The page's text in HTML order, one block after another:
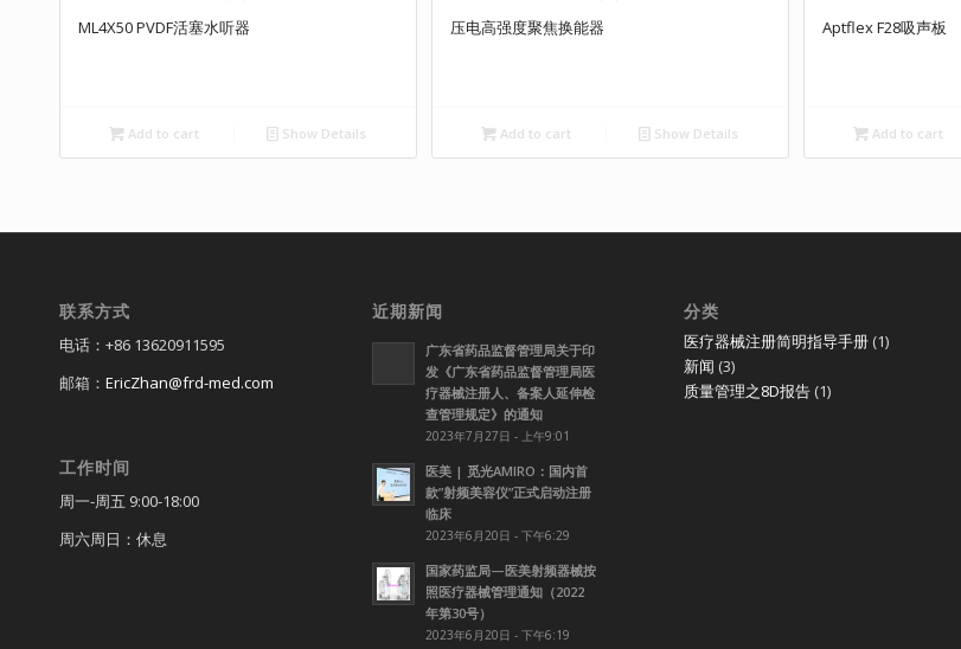
ML4X50 PVDF活塞水听器
Add to cart Show Details
压电高强度聚焦换能器
Add to cart Show Details
Aptflex F28吸声板
Add to cart
联系方式
电话：+86 13620911595
邮箱： EricZhan@frd-med.com
工作时间
周一-周五 9:00-18:00
周六周日：休息
近期新闻
广东省药品监督管理局关于印
发《广东省药品监督管理局医
疗器械注册人、备案人延伸检
查管理规定》的通知
2023年7月27日 - 上午9:01
医美 | 觅光AMIRO：国内首
款”射频美容仪”正式启动注册
临床
2023年6月20日 - 下午6:29
国家药监局—医美射频器械按
照医疗器械管理通知（2022
年第30号）
2023年6月20日 - 下午6:19
分类
医疗器械注册简明指导手册 (1)
新闻 (3)
质量管理之8D报告 (1)